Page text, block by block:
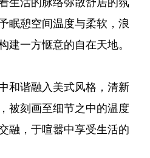
生活的脉络弥散舒居的氛
眠憩空间温度与柔软，浪
建一方惬意的自在天地。
和谐融入美式风格，清新
被刻画至细节之中的温度
融，于喧嚣中享受生活的